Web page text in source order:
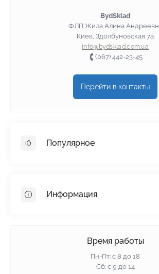
BydSklad
ФЛП Жила Алина
Киев, Здолбуновская 7а
info@bydsklad.com.ua
(067) 442-23-45
Перейти в контакты
Популярное
Пенопласт
Информация
Время работы
Пн-Пт: с 8 до 18
Сб: с 9 до 14